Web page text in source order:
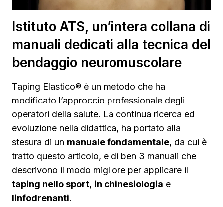
Istituto ATS, un’intera collana di
manuali dedicati alla tecnica del
bendaggio neuromuscolare
Taping Elastico® è un metodo che ha
modificato l’approccio professionale degli
operatori della salute. La continua ricerca ed
evoluzione nella didattica, ha portato alla
stesura di un manuale fondamentale, da cui è
tratto questo articolo, e di ben 3 manuali che
descrivono il modo migliore per applicare il
taping nello sport, in chinesiologia e
linfodrenanti.